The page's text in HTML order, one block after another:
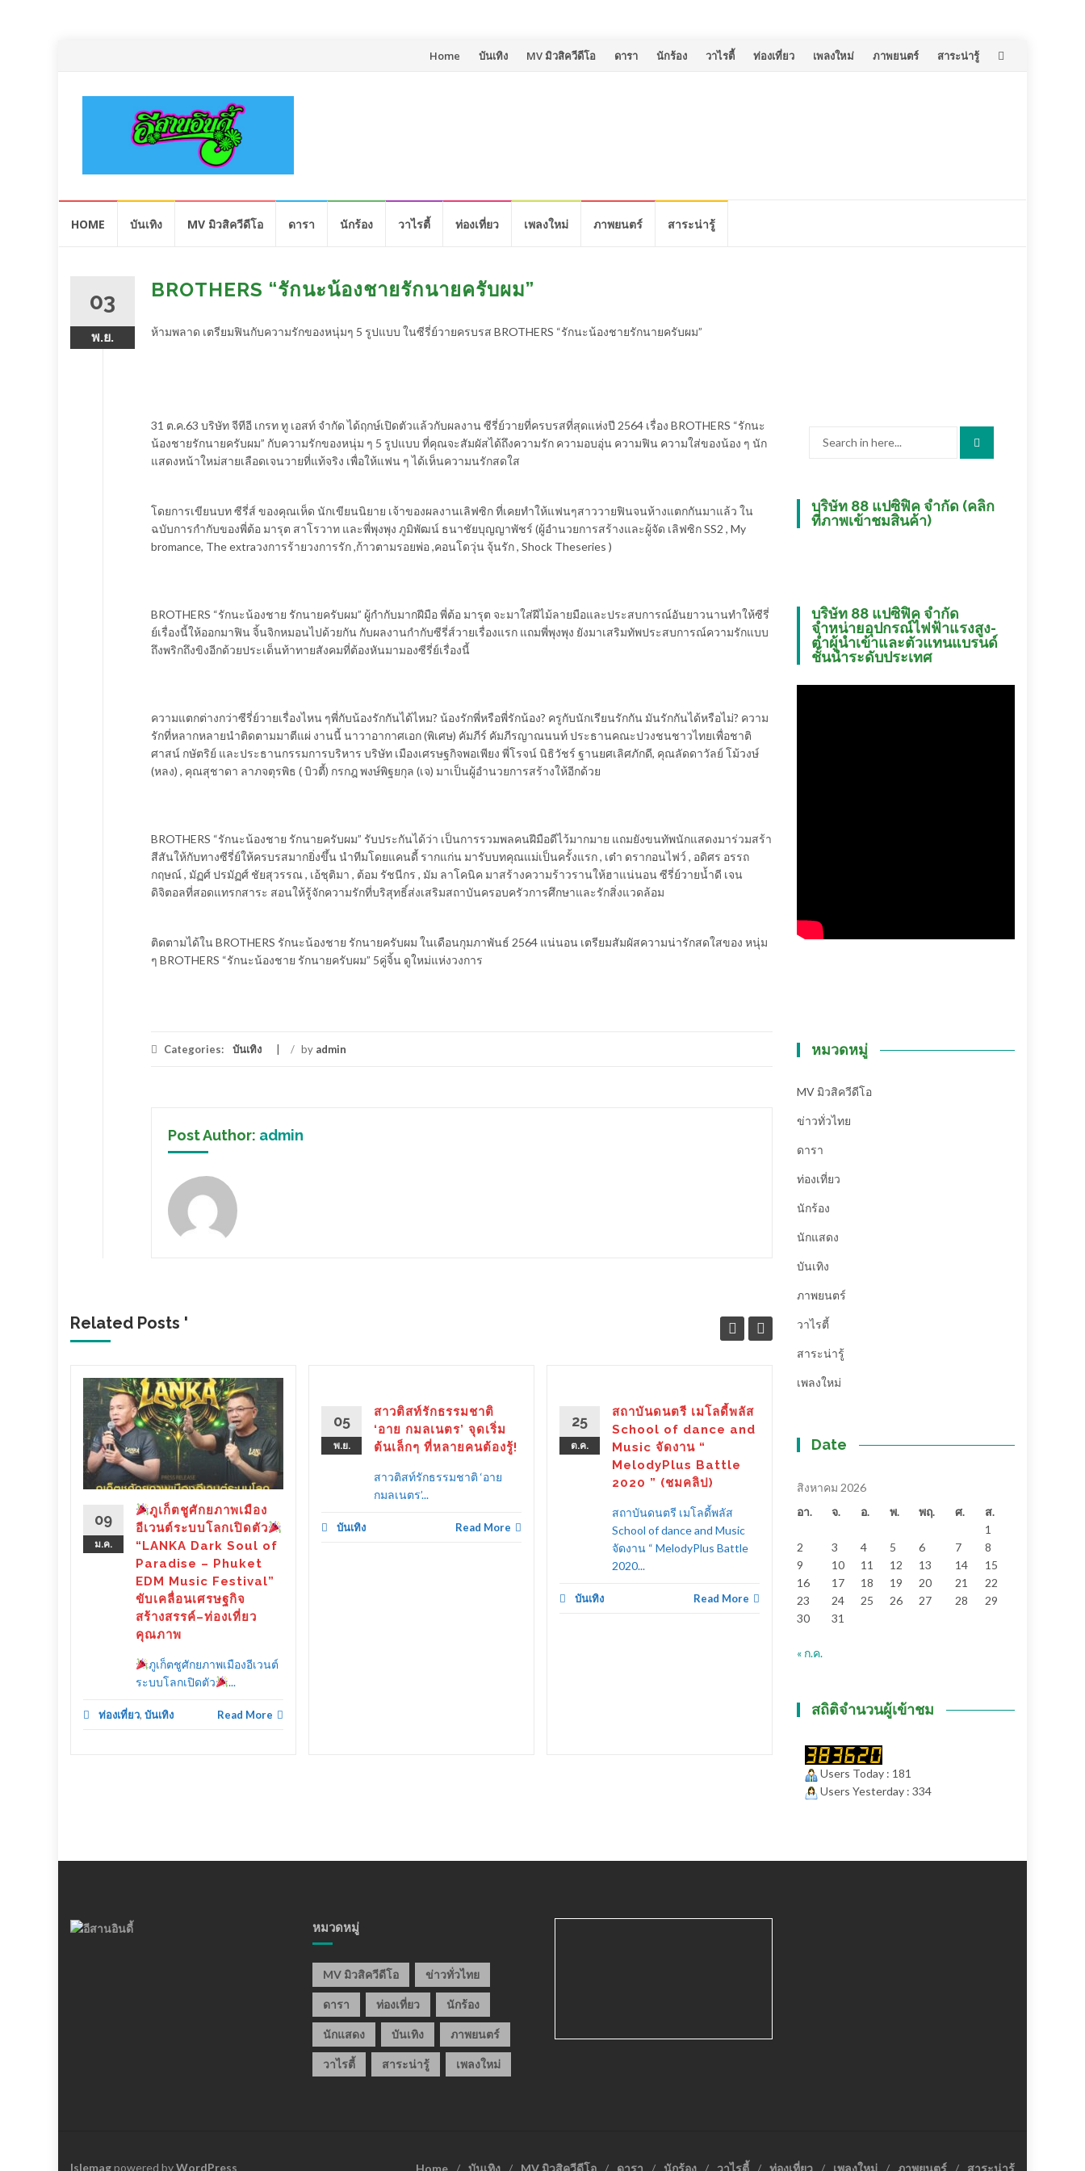
Skip
Home บันเทิง MV มิวสิควีดีโอ ดารา นักร้อง วาไรตี้ ท่องเที่ยว เพลงใหม่ ภาพยนตร์ สาระน่ารู้
HOME บันเทิง MV มิวสิควีดีโอ ดารา นักร้อง วาไรตี้ ท่องเที่ยว เพลงใหม่ ภาพยนตร์ สาระน่ารู้
03
พ.ย.
BROTHERS “รักนะน้องชายรักนายครับผม”
ห้ามพลาด เตรียมฟินกับความรักของหนุ่มๆ 5 รูปแบบ ในซีรี่ย์วายครบรส BROTHERS “รักนะน้องชายรักนายครับผม”
31 ต.ค.63 บริษัท จีทีอี เกรท ทู เอสท์ จำกัด ได้ฤกษ์เปิดตัวแล้วกับผลงาน ซีรี่ย์วายที่ครบรสที่สุดแห่งปี 2564 เรื่อง BROTHERS “รักนะ
น้องชายรักนายครับผม” กับความรักของหนุ่ม ๆ 5 รูปแบบ ที่คุณจะสัมผัสได้ถึงความรัก ความอบอุ่น ความฟิน ความใส่ของน้อง ๆ นัก
แสดงหน้าใหม่สายเลือดเจนวายที่แท้จริง เพื่อให้แฟน ๆ ได้เห็นความนรักสดใส
โดยการเขียนบท ซีรี่ส์ ของคุณเห็ด นักเขียนนิยาย เจ้าของผลงานเลิฟซิก ที่เคยทำให้แฟนๆสาววายฟินจนห้างแตกกันมาแล้ว ใน
ฉบับการกำกับของพี่ต้อ มารุต สาโรวาท และพี่พุงพุง ภูมิพัฒน์ ธนาชัยบุญญาพัชร์ (ผู้อำนวยการสร้างและผู้จัด เลิฟซิก SS2 , My
bromance, The extraวงการร้ายวงการรัก ,ก้าวตามรอยพ่อ ,คอนโดวุ่น จุ้นรัก , Shock Theseries )
BROTHERS “รักนะน้องชาย รักนายครับผม” ผู้กำกับมากฝีมือ พี่ต้อ มารุต จะมาใส่ฝีไม้ลายมือและประสบการณ์อันยาวนานทำให้ซีรี่
ย์เรื่องนี้ให้ออกมาฟิน จิ้นจิกหมอนไปด้วยกัน กับผลงานกำกับซีรี่ส์วายเรื่องแรก แถมพี่พุงพุง ยังมาเสริมทัพประสบการณ์ความรักแบบ
ถึงพริกถึงขิงอีกด้วยประเด็นท้าทายสังคมที่ต้องหันมามองซีรี่ย์เรื่องนี้
ความแตกต่างกว่าซีรี่ย์วายเรื่องไหน ๆพี่กับน้องรักกันได้ไหม? น้องรักพี่หรือพี่รักน้อง? ครูกับนักเรียนรักกัน มันรักกันได้หรือไม่? ความ
รักที่หลากหลายนำติดตามมาตีแผ่ งานนี้ นาวาอากาศเอก (พิเศษ) คัมภีร์ คัมภีรญาณนนท์ ประธานคณะปวงชนชาวไทยเพื่อชาติ
ศาสน์ กษัตริย์ และประธานกรรมการบริหาร บริษัท เมืองเศรษฐกิจพอเพียง พี่โรจน์ นิธิวัชร์ ฐานยศเลิศภักดี, คุณลัดดาวัลย์ โม้วงษ์
(หลง) , คุณสุชาดา ลาภจตุรพิธ ( บิวตี้) กรกฎ พงษ์พิฐยกุล (เจ) มาเป็นผู้อำนวยการสร้างให้อีกด้วย
BROTHERS “รักนะน้องชาย รักนายครับผม” รับประกันได้ว่า เป็นการรวมพลคนฝีมือดีไว้มากมาย แถมยังขนทัพนักแสดงมาร่วมสร้า
สีสันให้กับทางซีรี่ย์ให้ครบรสมากยิ่งขึ้น นำทีมโดยแคนดี้ รากแก่น มารับบทคุณแม่เป็นครั้งแรก , เต๋า ดรากอนไฟว์ , อดิศร อรรถ
กฤษณ์ , มัฏศ์ ปรมัฏศ์ ชัยสุวรรณ , เอ้ชุติมา , ต้อม รัชนีกร , มัม ลาโคนิค มาสร้างความร้าวรานให้ฮาแน่นอน ซีรี่ย์วายน้ำดี เจน
ดิจิตอลที่สอดแทรกสาระ สอนให้รู้จักความรักที่บริสุทธิ์ส่งเสริมสถาบันครอบครัวการศึกษาและรักสิ่งแวดล้อม
ติดตามได้ใน BROTHERS รักนะน้องชาย รักนายครับผม ในเดือนกุมภาพันธ์ 2564 แน่นอน เตรียมสัมผัสความน่ารักสดใสของ หนุ่ม
ๆ BROTHERS “รักนะน้องชาย รักนายครับผม” 5คู่จิ้น ดูใหม่แห่งวงการ
Categories: บันเทิง / by admin
Post Author: admin
Related Posts '
09
ม.ค.
ภูเก็ตชูศักยภาพเมือง
อีเวนต์ระบบโลกเปิดตัว
“LANKA Dark Soul of
Paradise – Phuket
EDM Music Festival”
ขับเคลื่อนเศรษฐกิจ
สร้างสรรค์–ท่องเที่ยว
คุณภาพ
ภูเก็ตชูศักยภาพเมืองอีเวนต์
ระบบโลกเปิดตัว
...
ท่องเที่ยว, บันเทิง Read More
05
พ.ย.
สาวติสท์รักธรรมชาติ
‘อาย กมลเนตร’ จุดเริ่ม
ต้นเล็กๆ ที่หลายคนต้องรู้!
สาวติสท์รักธรรมชาติ ‘อาย
กมลเนตร’...
บันเทิง Read More
25
ต.ค.
สถาบันดนตรี เมโลดี้พลัส
School of dance and
Music จัดงาน “
MelodyPlus Battle
2020 ” (ชมคลิป)
สถาบันดนตรี เมโลดี้พลัส
School of dance and Music
จัดงาน “ MelodyPlus Battle
2020...
บันเทิง Read More
“Three Winner Produce” เปิด
Read More
บริษัท 88 แปซิฟิค จำกัด (คลิก
ที่ภาพเข้าชมสินค้า)
บริษัท 88 แปซิฟิค จำกัด
จำหน่ายอุปกรณ์ไฟฟ้าแรงสูง-
ต่ำผู้นำเข้าและตัวแทนแบรนด์
ชั้นนำระดับประเทศ
หมวดหมู่
MV มิวสิควีดีโอ
ข่าวทั่วไทย
ดารา
ท่องเที่ยว
นักร้อง
นักแสดง
บันเทิง
ภาพยนตร์
วาไรตี้
สาระน่ารู้
เพลงใหม่
Date
สิงหาคม 2026
อา.
จ. อ. พ. พฤ. ศ.
ส.
1
2
3 4 5 6 7
8
9
10 11 12 13 14
15
16
17 18 19 20 21
22
23
24 25 26 27 28
29
30
31
« ก.ค.
สถิติจำนวนผู้เข้าชม
Users Today : 181
Users Yesterday : 334
หมวดหมู่
MV มิวสิควีดีโอ ข่าวทั่วไทย
ดารา ท่องเที่ยว นักร้อง
นักแสดง บันเทิง ภาพยนตร์
วาไรตี้ สาระน่ารู้ เพลงใหม่
Home บันเทิง MV มิวสิควีดีโอ ดารา นักร้อง วาไรตี้ ท่องเที่ยว เพลงใหม่ ภาพยนตร์ สาระน่ารู้
Islemagpowered byWordPress